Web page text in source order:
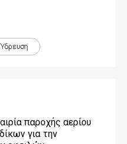
παροχής αερίου
για την